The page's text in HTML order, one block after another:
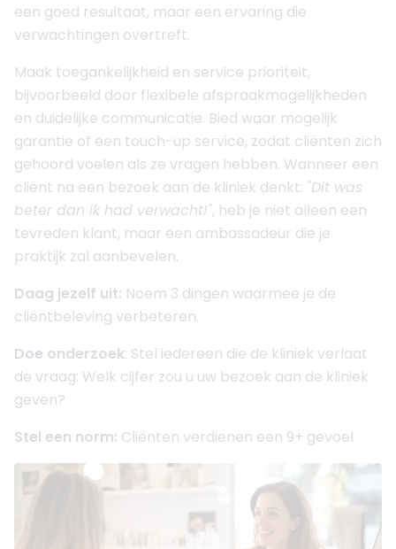
een goed resultaat, maar een ervaring die
verwachtingen overtreft.
Maak toegankelijkheid en service prioriteit,
bijvoorbeeld door flexibele afspraakmogelijkheden
en duidelijke communicatie. Bied waar mogelijk
garantie of een touch-up service, zodat cliënten zich
gehoord voelen als ze vragen hebben. Wanneer een
cliënt na een bezoek aan de kliniek denkt: "Dit was
beter dan ik had verwacht!", heb je niet alleen een
tevreden klant, maar een ambassadeur die je
praktijk zal aanbevelen.
Daag jezelf uit: Noem 3 dingen waarmee je de
cliëntbeleving verbeteren.
Doe onderzoek: Stel iedereen die de kliniek verlaat
de vraag: Welk cijfer zou u uw bezoek aan de kliniek
geven?
Stel een norm: Cliënten verdienen een 9+ gevoel